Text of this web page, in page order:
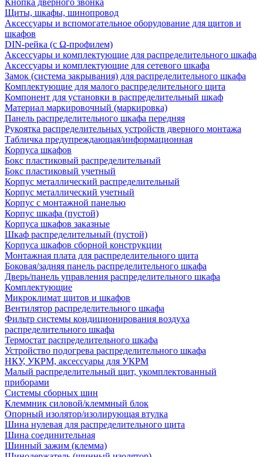
Кнопка дверного звонка
Щиты, шкафы, шинопровод
Аксессуары и вспомогательное оборудование для щитов и
шкафов
DIN-рейка (с Ω-профилем)
Аксессуары и комплектующие для распределительного шкафа
Аксессуары и комплектующие для сетевого шкафа
Замок (система закрывания) для распределительного шкафа
Комплектующие для малого распределительного щита
Компонент для установки в распределительный шкаф
Материал маркировочный (маркировка)
Панель распределительного шкафа передняя
Рукоятка распределительных устройств дверного монтажа
Табличка предупреждающая/информационная
Корпуса шкафов
Бокс пластиковый распределительный
Бокс пластиковый учетный
Корпус металлический распределительный
Корпус металлический учетный
Корпус с монтажной панелью
Корпус шкафа (пустой)
Корпуса шкафов заказные
Шкаф распределительный (пустой)
Корпуса шкафов сборной конструкции
Монтажная плата для распределительного щита
Боковая/задняя панель распределительного шкафа
Дверь/панель управления распределительного шкафа
Комплектующие
Микроклимат щитов и шкафов
Вентилятор распределительного шкафа
Фильтр системы кондиционирования воздуха
распределительного шкафа
Термостат распределительного шкафа
Устройство подогрева распределительного шкафа
НКУ, УКРМ, аксессуары для УКРМ
Малый распределительный щит, укомплектованный
приборами
Системы сборных шин
Клеммник силовой/клеммный блок
Опорный изолятор/изолирующая втулка
Шина нулевая для распределительного щита
Шина соединительная
Шинный зажим (клемма)